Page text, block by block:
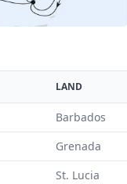
LAND
Barbados
Grenada
St. Lucia